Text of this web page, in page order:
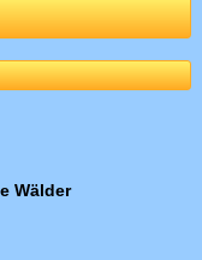
Wälder